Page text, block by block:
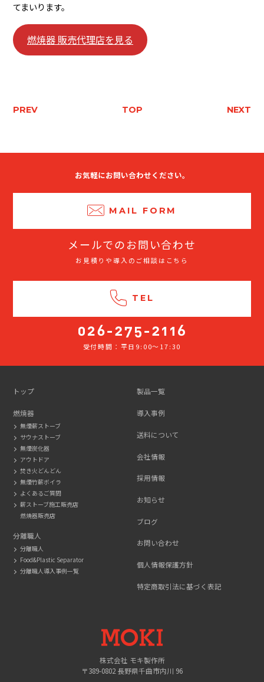
てまいります。
燃焼器 販売代理店を見る
PREV TOP NEXT
お気軽にお問い合わせください。
MAIL FORM
メールでのお問い合わせ
お見積りや導入のご相談はこちら
TEL
受付時間：平日9:00～17:30
トップ
燃焼器
無煙薪ストーブ
サウナストーブ
無煙炭化器
アウトドア
焚き火どんどん
無煙竹薪ボイラ
よくあるご質問
薪ストーブ施工販売店
燃焼器販売店
分離職人
分離職人
Food&Plastic Separator
分離職人導入事例一覧
製品一覧
導入事例
送料について
会社情報
採用情報
お知らせ
ブログ
お問い合わせ
個人情報保護方針
特定商取引法に基づく表記
MOKI
株式会社 モキ製作所
〒389-0802 長野県千曲市内川 96